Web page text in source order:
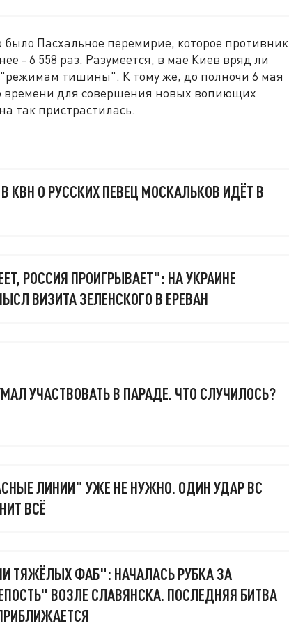
Пасхальное перемирие, которое противник
- 6 558 раз. Разумеется, в мае Киев вряд ли
тишины". К тому же, до полночи 6 мая
времени для совершения новых вопиющих
так пристрастилась.
КВН О РУССКИХ ПЕВЕЦ МОСКАЛЬКОВ ИДЁТ В
РОССИЯ ПРОИГРЫВАЕТ": НА УКРАИНЕ
ВИЗИТА ЗЕЛЕНСКОГО В ЕРЕВАН
УЧАСТВОВАТЬ В ПАРАДЕ. ЧТО СЛУЧИЛОСЬ?
ЛИНИИ" УЖЕ НЕ НУЖНО. ОДИН УДАР ВС
ВСЁ
ТЯЖЁЛЫХ ФАБ": НАЧАЛАСЬ РУБКА ЗА
ВОЗЛЕ СЛАВЯНСКА. ПОСЛЕДНЯЯ БИТВА